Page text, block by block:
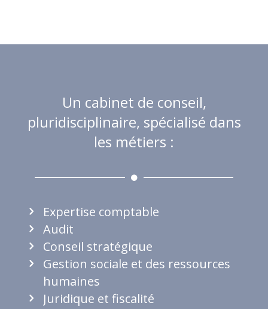
Un cabinet de conseil,
pluridisciplinaire, spécialisé dans
les métiers :
Expertise comptable
Audit
Conseil stratégique
Gestion sociale et des ressources
humaines
Juridique et fiscalité